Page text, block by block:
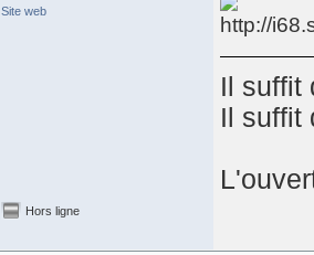
Site web
Il suffit
Il suffit
Hors ligne